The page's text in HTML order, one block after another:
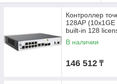
Контроллер
128AP
built-in 128
В наличии
146 512 ₸